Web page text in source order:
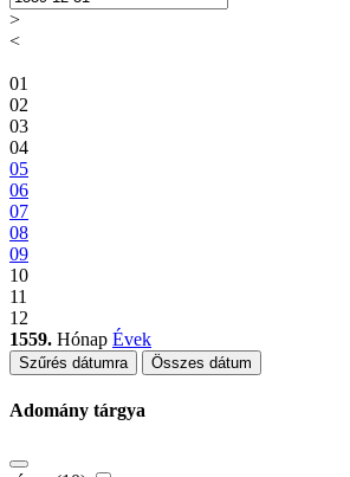
>
<
01
02
03
04
05
06
07
08
09
10
11
12
1559. Hónap Évek
Szűrés dátumra Összes dátum
Adomány tárgya